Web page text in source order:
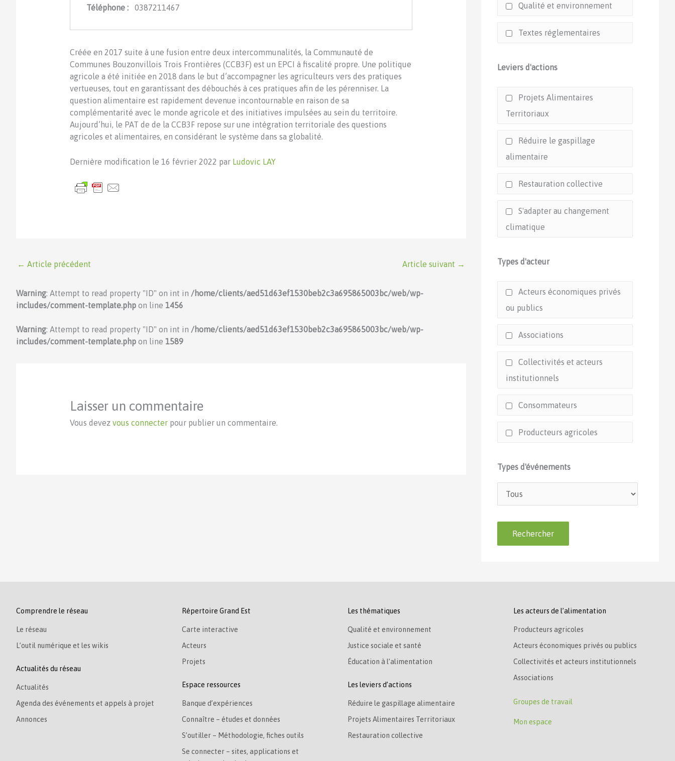
Téléphone :
0387211467
Créée en 2017 suite à une fusion entre deux intercommunalités, la Communauté de
Communes Bouzonvillois Trois Frontières (CCB3F) est un EPCI à fiscalité propre. Une politique
agricole a été initiée en 2018 dans le but d’accompagner les agriculteurs vers des pratiques
vertueuses, tout en garantissant des débouchés à ces pratiques afin de les pérenniser. La
question alimentaire est rapidement devenue incontournable en raison de sa
complémentarité avec le monde agricole et des initiatives impulsées au sein du territoire.
Aujourd’hui, le PAT de de la CCB3F repose sur une intégration territoriale des questions
agricoles et alimentaires, en considérant le système dans sa globalité.
Dernière modification le 16 février 2022 par Ludovic LAY
← Article précédent Article suivant →
Warning: Attempt to read property "ID" on int in /home/clients/aed51d63ef1530beb2c3a695865003bc/web/wp-
includes/comment-template.php on line 1456
Warning: Attempt to read property "ID" on int in /home/clients/aed51d63ef1530beb2c3a695865003bc/web/wp-
includes/comment-template.php on line 1589
Laisser un commentaire
Vous devez vous connecterpour publier un commentaire.
Qualité et environnement
Textes réglementaires
Leviers d'actions
Projets Alimentaires
Territoriaux
Réduire le gaspillage
alimentaire
Restauration collective
S'adapter au changement
climatique
Types d'acteur
Acteurs économiques privés
ou publics
Associations
Collectivités et acteurs
institutionnels
Consommateurs
Producteurs agricoles
Types d'événements
Comprendre le réseau
Le réseau
L’outil numérique et les wikis
Actualités du réseau
Actualités
Agenda des événements et appels à projet
Annonces
Répertoire Grand Est
Carte interactive
Acteurs
Projets
Espace ressources
Banque d’expériences
Connaître – études et données
S’outiller – Méthodologie, fiches outils
Se connecter – sites, applications et
Les thématiques
Qualité et environnement
Justice sociale et santé
Éducation à l’alimentation
Les leviers d’actions
Réduire le gaspillage alimentaire
Projets Alimentaires Territoriaux
Restauration collective
Les acteurs de l’alimentation
Producteurs agricoles
Acteurs économiques privés ou publics
Collectivités et acteurs institutionnels
Associations
Groupes de travail
Mon espace